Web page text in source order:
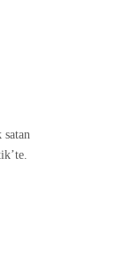
satan